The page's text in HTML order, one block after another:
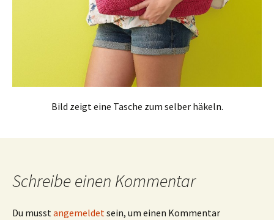
Bild zeigt eine Tasche zum selber häkeln.
Schreibe einen Kommentar
Du musst angemeldet sein, um einen Kommentar